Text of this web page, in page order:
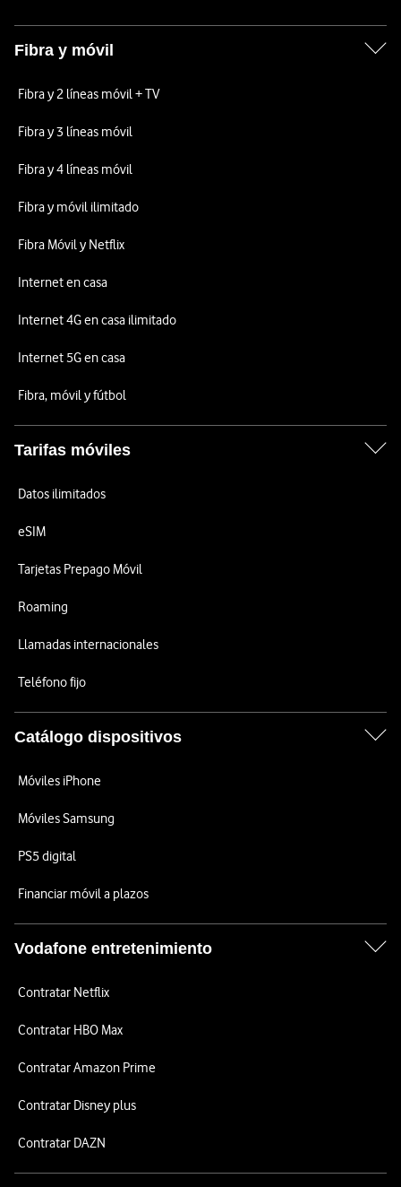
Fibra y móvil
Fibra y 2 líneas móvil + TV
Fibra y 3 líneas móvil
Fibra y 4 líneas móvil
Fibra y móvil ilimitado
Fibra Móvil y Netflix
Internet en casa
Internet 4G en casa ilimitado
Internet 5G en casa
Fibra, móvil y fútbol
Tarifas móviles
Datos ilimitados
eSIM
Tarjetas Prepago Móvil
Roaming
Llamadas internacionales
Teléfono fijo
Catálogo dispositivos
Móviles iPhone
Móviles Samsung
PS5 digital
Financiar móvil a plazos
Vodafone entretenimiento
Contratar Netflix
Contratar HBO Max
Contratar Amazon Prime
Contratar Disney plus
Contratar DAZN